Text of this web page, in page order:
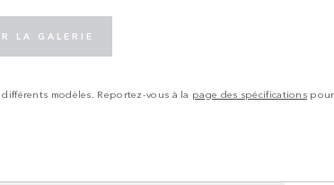
LA GALERIE
modèles. Reportez-vous à la page des spécifications